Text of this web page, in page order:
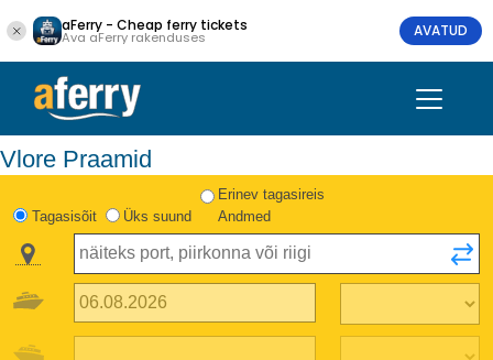
aFerry - Cheap ferry tickets
Ava aFerry rakenduses AVATUD
Vlore Praamid
Tagasisõit Üks suund
Erinev tagasireis
Andmed